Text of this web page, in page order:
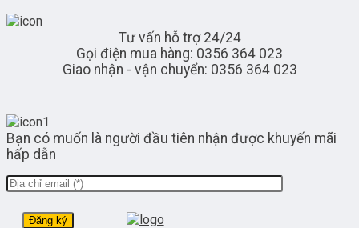
Tư vấn hỗ trợ 24/24
Gọi điện mua hàng: 0356 364 023
Giao nhận - vận chuyển: 0356 364 023
Bạn có muốn là người đầu tiên nhận được khuyến mãi
hấp dẫn